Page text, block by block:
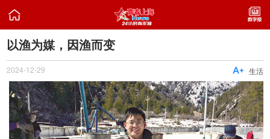

以渔为媒，因渔而变
2024-12-29 生活
